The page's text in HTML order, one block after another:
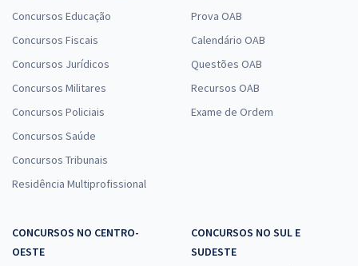
Concursos Educação
Concursos Fiscais
Concursos Jurídicos
Concursos Militares
Concursos Policiais
Concursos Saúde
Concursos Tribunais
Residência Multiprofissional
Prova OAB
Calendário OAB
Questões OAB
Recursos OAB
Exame de Ordem
CONCURSOS NO CENTRO-
OESTE
CONCURSOS NO SUL E
SUDESTE